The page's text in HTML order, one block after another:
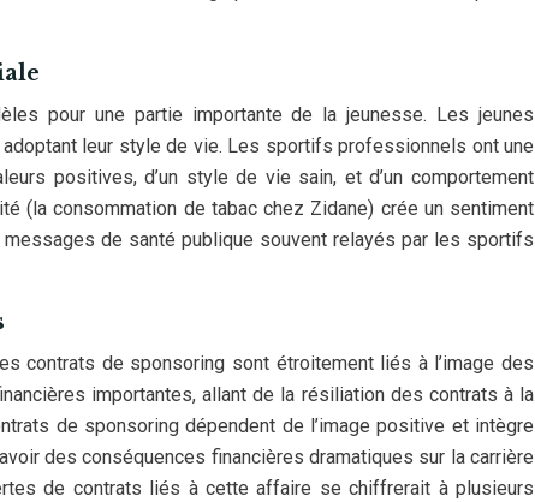
pour une partie importante de la jeunesse. Les jeunes
leur style de vie. Les sportifs professionnels ont une
positives, d’un style de vie sain, et d’un comportement
(la consommation de tabac chez Zidane) crée un sentiment
de santé publique souvent relayés par les sportifs
contrats de sponsoring sont étroitement liés à l’image des
importantes, allant de la résiliation des contrats à la
de sponsoring dépendent de l’image positive et intègre
des conséquences financières dramatiques sur la carrière
de contrats liés à cette affaire se chiffrerait à plusieurs